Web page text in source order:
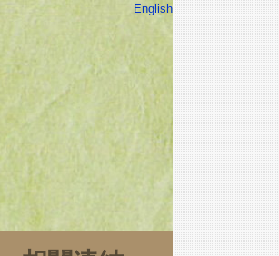
English